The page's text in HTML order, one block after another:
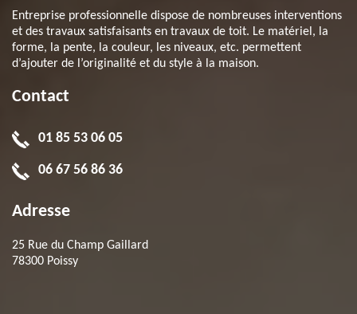
Entreprise professionnelle dispose de nombreuses interventions
et des travaux satisfaisants en travaux de toit. Le matériel, la
forme, la pente, la couleur, les niveaux, etc. permettent
d’ajouter de l’originalité et du style à la maison.
Contact
01 85 53 06 05
06 67 56 86 36
Adresse
25 Rue du Champ Gaillard
78300 Poissy